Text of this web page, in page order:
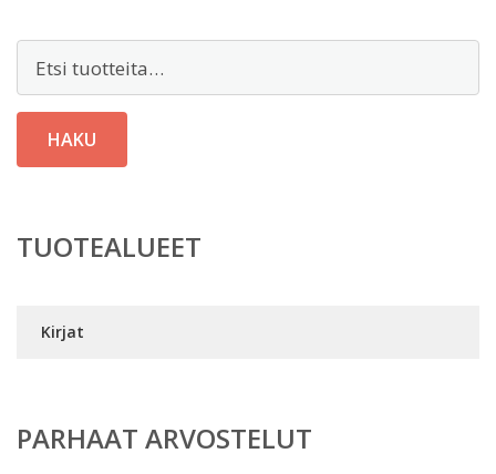
HAKU
TUOTEALUEET
Kirjat
PARHAAT ARVOSTELUT